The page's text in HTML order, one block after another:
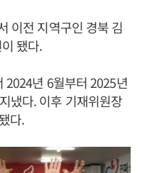
이전 지역구인 경북 김
됐다.
2024년 6월부터 2025년
냈다. 이후 기재위원장
다.